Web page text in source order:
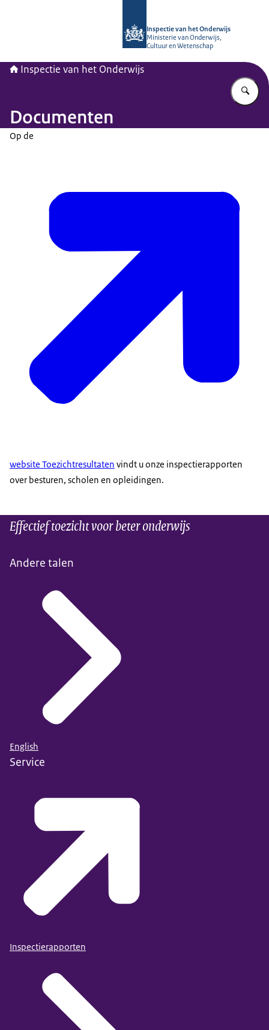
Inspectie van het Onderwijs
Ministerie van Onderwijs,
Cultuur en Wetenschap
Inspectie van het Onderwijs
Documenten
Op de
website Toezichtresultaten vindt u onze inspectierapporten
over besturen, scholen en opleidingen.
Effectief toezicht voor beter onderwijs
Andere talen
English
Service
Inspectierapporten